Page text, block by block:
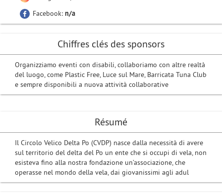
Résumé
Il Circolo Velico Delta Po (CVDP) nasce dalla necessità di avere
sul territorio del delta del Po un ente che si occupi di vela, non
esisteva fino alla nostra fondazione un’associazione, che
operasse nel mondo della vela, dai giovanissimi agli adul
Facebook: n/a
Chiffres clés des sponsors
Organizziamo eventi con disabili, collaboriamo con altre realtà
del luogo, come Plastic Free, Luce sul Mare, Barricata Tuna Club
e sempre disponibili a nuova attività collaborative